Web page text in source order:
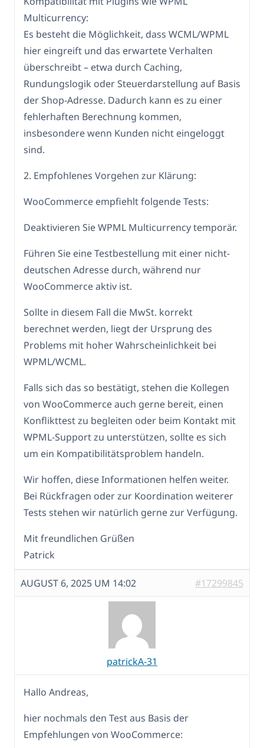
Multicurrency:
Es besteht die Möglichkeit, dass WCML/WPML
hier eingreift und das erwartete Verhalten
überschreibt – etwa durch Caching,
Rundungslogik oder Steuerdarstellung auf Basis
der Shop-Adresse. Dadurch kann es zu einer
fehlerhaften Berechnung kommen,
insbesondere wenn Kunden nicht eingeloggt
sind.
2. Empfohlenes Vorgehen zur Klärung:
WooCommerce empfiehlt folgende Tests:
Deaktivieren Sie WPML Multicurrency temporär.
Führen Sie eine Testbestellung mit einer nicht-
deutschen Adresse durch, während nur
WooCommerce aktiv ist.
Sollte in diesem Fall die MwSt. korrekt
berechnet werden, liegt der Ursprung des
Problems mit hoher Wahrscheinlichkeit bei
WPML/WCML.
Falls sich das so bestätigt, stehen die Kollegen
von WooCommerce auch gerne bereit, einen
Konflikttest zu begleiten oder beim Kontakt mit
WPML-Support zu unterstützen, sollte es sich
um ein Kompatibilitätsproblem handeln.
Wir hoffen, diese Informationen helfen weiter.
Bei Rückfragen oder zur Koordination weiterer
Tests stehen wir natürlich gerne zur Verfügung.
Mit freundlichen Grüßen
Patrick
AUGUST 6, 2025 UM 14:02 #17299845
patrickA-31
Hallo Andreas,
hier nochmals den Test aus Basis der
Empfehlungen von WooCommerce: